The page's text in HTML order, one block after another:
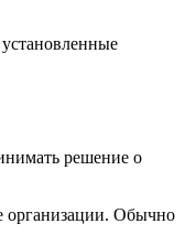
решение о
организации. Обычно